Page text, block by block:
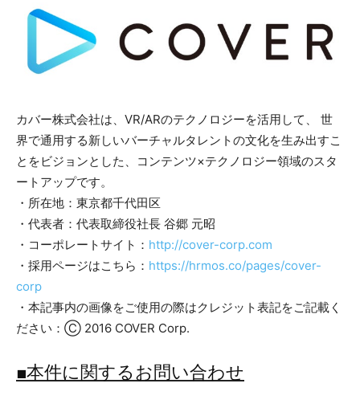
カバー株式会社は、VR/ARのテクノロジーを活用して、 世
界で通用する新しいバーチャルタレントの文化を生み出すこ
とをビジョンとした、コンテンツ×テクノロジー領域のスタ
ートアップです。
・所在地：東京都千代田区
・代表者：代表取締役社長 谷郷 元昭
・コーポレートサイト： http://cover-corp.com
・採用ページはこちら： https://hrmos.co/pages/cover-
corp
・本記事内の画像をご使用の際はクレジット表記をご記載く
ださい：Ⓒ 2016 COVER Corp.
■本件に関するお問い合わせ